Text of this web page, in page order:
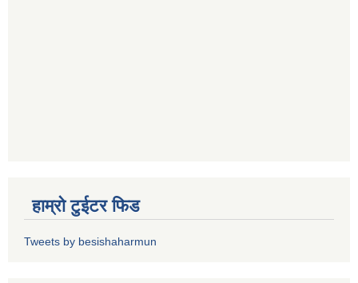
हाम्रो टुईटर फिड
Tweets by besishaharmun